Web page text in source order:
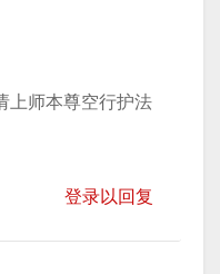
上师本尊空行护法
登录以回复